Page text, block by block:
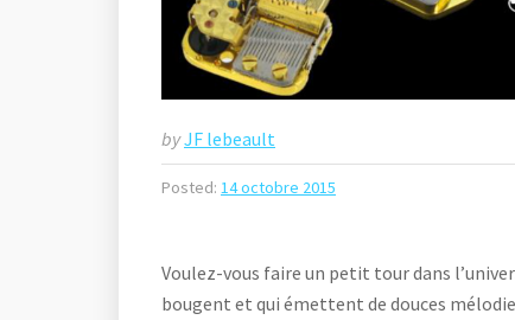
byJF lebeault
Posted: 14 octobre 2015
Voulez-vous faire un petit tour dans
bougent et qui émettent de douces